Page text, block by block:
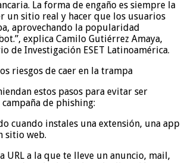
La forma de engaño es siempre la
un sitio real y hacer que los usuarios
aprovechando la popularidad
explica Camilo Gutiérrez Amaya,
de Investigación ESET Latinoamérica.
riesgos de caer en la trampa
estos pasos para evitar ser
de phishing:
cuando instales una extensión, una app
sitio web.
URL a la que te lleve un anuncio, mail,